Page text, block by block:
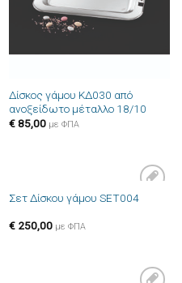
Δίσκος γάμου ΚΔ030 από
ανοξείδωτο μέταλλο 18/10
€85,00 με ΦΠΑ
Πρόσθήκη
Σετ Δίσκου γάμου SET004
€250,00 με ΦΠΑ